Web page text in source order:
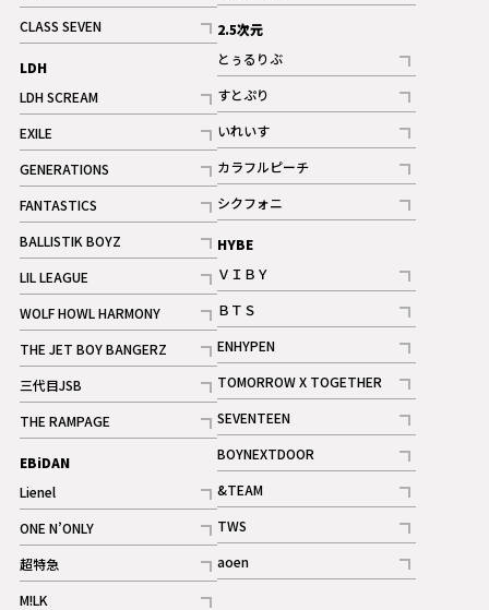
記事
CLASS SEVEN
記事
LDH
LDH SCREAM
記事
EXILE
記事
GENERATIONS
記事
FANTASTICS
記事
BALLISTIK BOYZ
記事
LIL LEAGUE
記事
WOLF HOWL HARMONY
記事
THE JET BOY BANGERZ
記事
三代目JSB
記事
THE RAMPAGE
記事
ギャラリー
EBiDAN
Lienel
記事
ONE N’ONLY
記事
超特急
記事
M!LK
記事
2.5次元
とぅるりぶ
記事
すとぷり
記事
ギャラリー
いれいす
記事
ギャラリー
カラフルピーチ
記事
シクフォニ
記事
HYBE
ＶＩＢＹ
記事
ＢＴＳ
記事
ENHYPEN
記事
TOMORROW X TOGETHER
記事
ギャラリー
SEVENTEEN
記事
BOYNEXTDOOR
記事
&TEAM
記事
TWS
記事
aoen
記事